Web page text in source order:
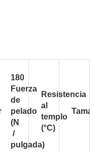
180
Fuerza
de
pelado
(N
/
pulgada)
Resistencia
al
templo
(°C)
Tamaño